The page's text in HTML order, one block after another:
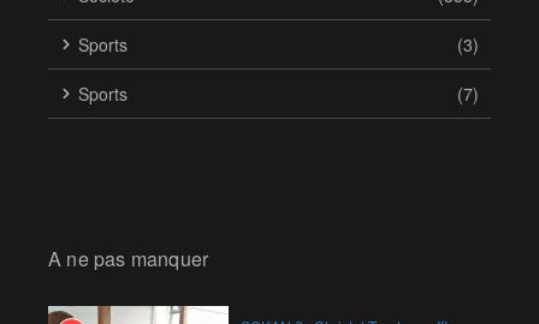
Sports (3)
Sports (7)
A ne pas manquer